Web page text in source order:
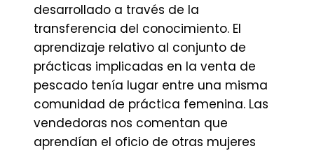
desarrollado a través de la
transferencia del conocimiento. El
aprendizaje relativo al conjunto de
prácticas implicadas en la venta de
pescado tenía lugar entre una misma
comunidad de práctica femenina. Las
vendedoras nos comentan que
aprendían el oficio de otras mujeres